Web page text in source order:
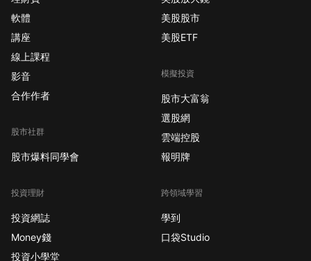
軟體
講座
線上課程
影音
合作作者
股市社群
股市爆料同學會
投資理財
投資網誌
Money錢
投資小學堂
美股股市
美股ETF
模擬投資
股市大富翁
選股網
雲端控股
報明牌
跨領域學習
學到
口袋Studio